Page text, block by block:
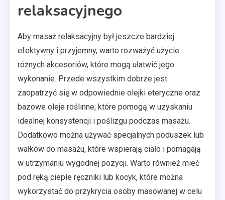
relaksacyjnego
Aby masaż relaksacyjny był jeszcze bardziej
efektywny i przyjemny, warto rozważyć użycie
różnych akcesoriów, które mogą ułatwić jego
wykonanie. Przede wszystkim dobrze jest
zaopatrzyć się w odpowiednie olejki eteryczne oraz
bazowe oleje roślinne, które pomogą w uzyskaniu
idealnej konsystencji i poślizgu podczas masażu.
Dodatkowo można używać specjalnych poduszek lub
wałków do masażu, które wspierają ciało i pomagają
w utrzymaniu wygodnej pozycji. Warto również mieć
pod ręką ciepłe ręczniki lub kocyk, które można
wykorzystać do przykrycia osoby masowanej w celu